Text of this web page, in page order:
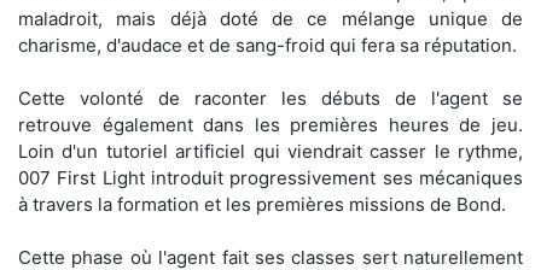
maladroit, mais déjà doté de ce mélange unique de
charisme, d'audace et de sang-froid qui fera sa réputation.
Cette volonté de raconter les débuts de l'agent se
retrouve également dans les premières heures de jeu.
Loin d'un tutoriel artificiel qui viendrait casser le rythme,
007 First Light introduit progressivement ses mécaniques
à travers la formation et les premières missions de Bond.
Cette phase où l'agent fait ses classes sert naturellement